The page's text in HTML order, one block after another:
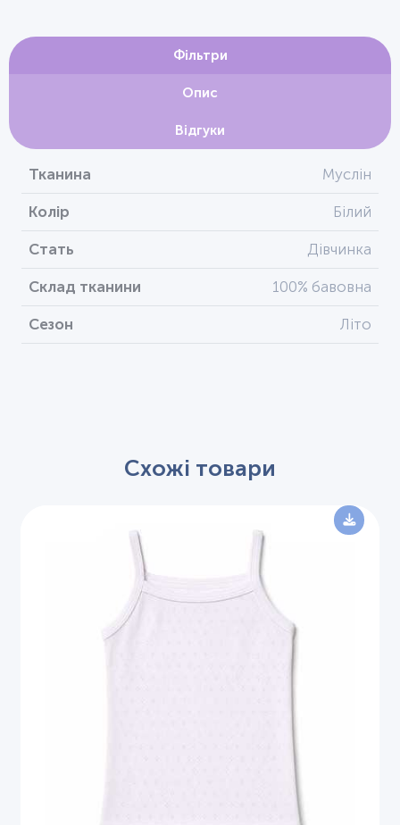
Фільтри
Опис
Відгуки
Тканина Муслін
Колір Білий
Стать Дівчинка
Склад тканини 100% бавовна
Сезон Літо
Схожі товари